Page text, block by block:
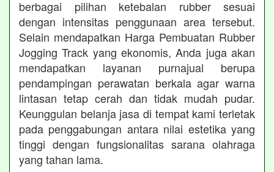
berbagai pilihan ketebalan rubber sesuai
dengan intensitas penggunaan area tersebut.
Selain mendapatkan Harga Pembuatan Rubber
Jogging Track yang ekonomis, Anda juga akan
mendapatkan layanan purnajual berupa
pendampingan perawatan berkala agar warna
lintasan tetap cerah dan tidak mudah pudar.
Keunggulan belanja jasa di tempat kami terletak
pada penggabungan antara nilai estetika yang
tinggi dengan fungsionalitas sarana olahraga
yang tahan lama.